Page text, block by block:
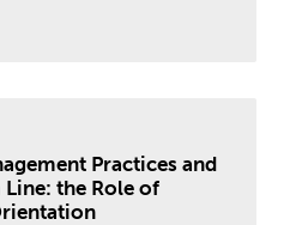
Practices and
the Role of